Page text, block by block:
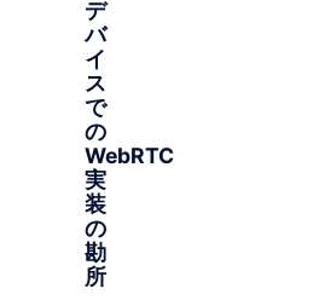
デ
バ
イ
ス
で
の
WebRTC
実
装
の
勘
所